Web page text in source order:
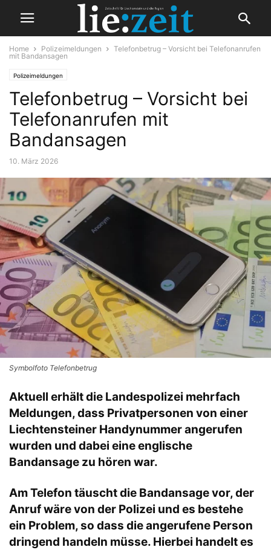
Home Polizeimeldungen
Telefonbetrug – Vorsicht bei Telefonanrufen
mit Bandansagen
Polizeimeldungen
Telefonbetrug – Vorsicht bei
Telefonanrufen mit
Bandansagen
10. März 2026
Symbolfoto Telefonbetrug
Aktuell erhält die Landespolizei mehrfach
Meldungen, dass Privatpersonen von einer
Liechtensteiner Handynummer angerufen
wurden und dabei eine englische
Bandansage zu hören war.
​​​​​​Am Telefon täuscht die Bandansage vor, der
Anruf wäre von der Polizei und es bestehe
ein Problem, so dass die angerufene Person
dringend handeln müsse. Hierbei handelt es